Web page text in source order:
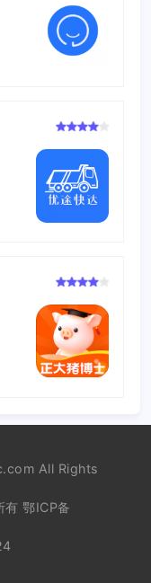
All Rights
有鄂ICP备